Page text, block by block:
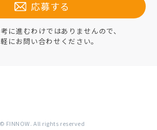
応募する
に進むわけではありませんので、
にお問い合わせください。
© FINNOW. All rights reserved